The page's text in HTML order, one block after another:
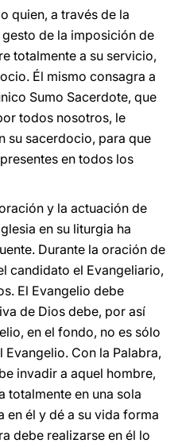
quien, a través de la
de la imposición de
totalmente a su servicio,
Él mismo consagra a
Sumo Sacerdote, que
todos nosotros, le
su sacerdocio, para que
en todos los
y la actuación de
en su liturgia ha
Durante la oración de
candidato el Evangeliario,
El Evangelio debe
de Dios debe, por así
en el fondo, no es sólo
Con la Palabra,
invadir a aquel hombre,
totalmente en una sola
en él y dé a su vida forma
debe realizarse en él lo